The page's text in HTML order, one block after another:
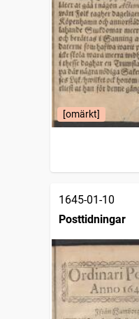
[omärkt]
1645-01-10
Posttidningar